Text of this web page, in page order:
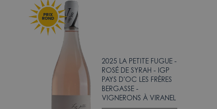
2025 LA PETITE FUGUE -
ROSÉ DE SYRAH - IGP
PAYS D'OC LES FRÈRES
BERGASSE -
VIGNERONS À VIRANEL